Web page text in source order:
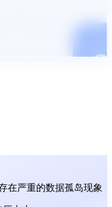
在严重的数据孤岛现象